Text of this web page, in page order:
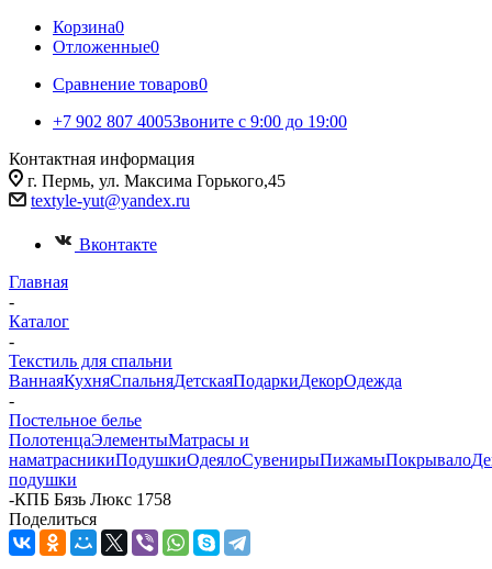
Корзина0
Отложенные0
Сравнение товаров0
+7 902 807 4005Звоните с 9:00 до 19:00
Контактная информация
г. Пермь, ул. Максима Горького,45
textyle-yut@yandex.ru
Вконтакте
Главная
-
Каталог
-
Текстиль для спальни
ВаннаяКухняСпальняДетскаяПодаркиДекорОдежда
-
Постельное белье
ПолотенцаЭлементыМатрасы и
наматрасникиПодушкиОдеялоСувенирыПижамыПокрывало
подушки
-КПБ Бязь Люкс 1758
Поделиться